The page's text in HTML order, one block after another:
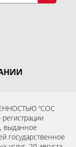
на
“СОС
выданное
государственное